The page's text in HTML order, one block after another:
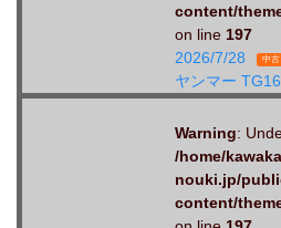
content/
on line 197
2026/7/28
中古
ヤンマー
Warning:
/home/
nouki.jp/
content/